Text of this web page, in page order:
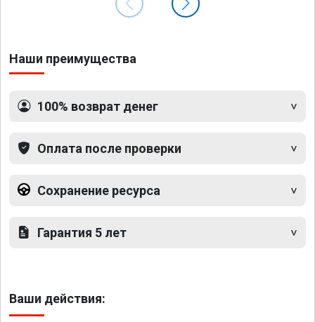
Наши преимущества
100% возврат денег
Оплата после проверки
Сохранение ресурса
Гарантия 5 лет
Ваши действия: